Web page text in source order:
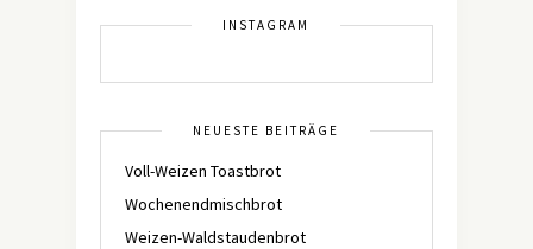
INSTAGRAM
NEUESTE BEITRÄGE
Voll-Weizen Toastbrot
Wochenendmischbrot
Weizen-Waldstaudenbrot